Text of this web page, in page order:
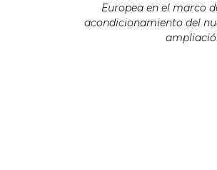
Europea en el marco
acondicionamiento del